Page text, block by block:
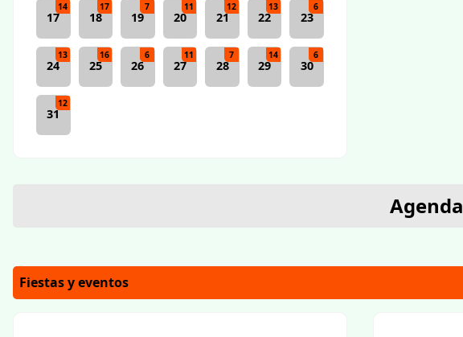
17
14
18
17
19
7
20
11
21
12
22
13
23
6
24
13
25
16
26
6
27
11
28
7
29
14
30
6
31
12
Fiestas y eventos